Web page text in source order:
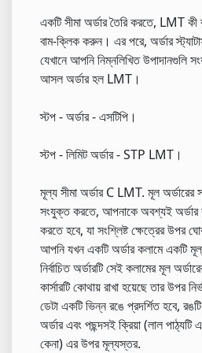
একটি সীমা অর্ডার তৈরি করতে, LMT
বাম-ক্লিক করুন। এর পরে, অর্ডার
যেখানে আপনি নিম্নলিখিত উপাদানগুলি
আসল অর্ডার হল LMT।
স্টপ - অর্ডার - এসটিপি।
স্টপ - লিমিট অর্ডার - STP LMT।
মূল্য সীমা অর্ডার C LMT. মূল অর্ডারের
সংযুক্ত করতে, আপনাকে অবশ্যই অর্ডার
করতে হবে, যা সংশ্লিষ্ট ক্ষেত্রের উপর
আপনি যখন একটি অর্ডার কলামে একটি
নির্বাচিত অর্ডারটি সেই কলামের মূল
কার্সারটি কোথায় রাখা হয়েছে তার উপর
ডেটা একটি ভিন্ন রঙে প্রদর্শিত হবে,
অর্ডার এবং পছন্দসই ক্রিয়া (লাল পাঠ্যটি
কেনা) এর উপর মূল্যস্তর.